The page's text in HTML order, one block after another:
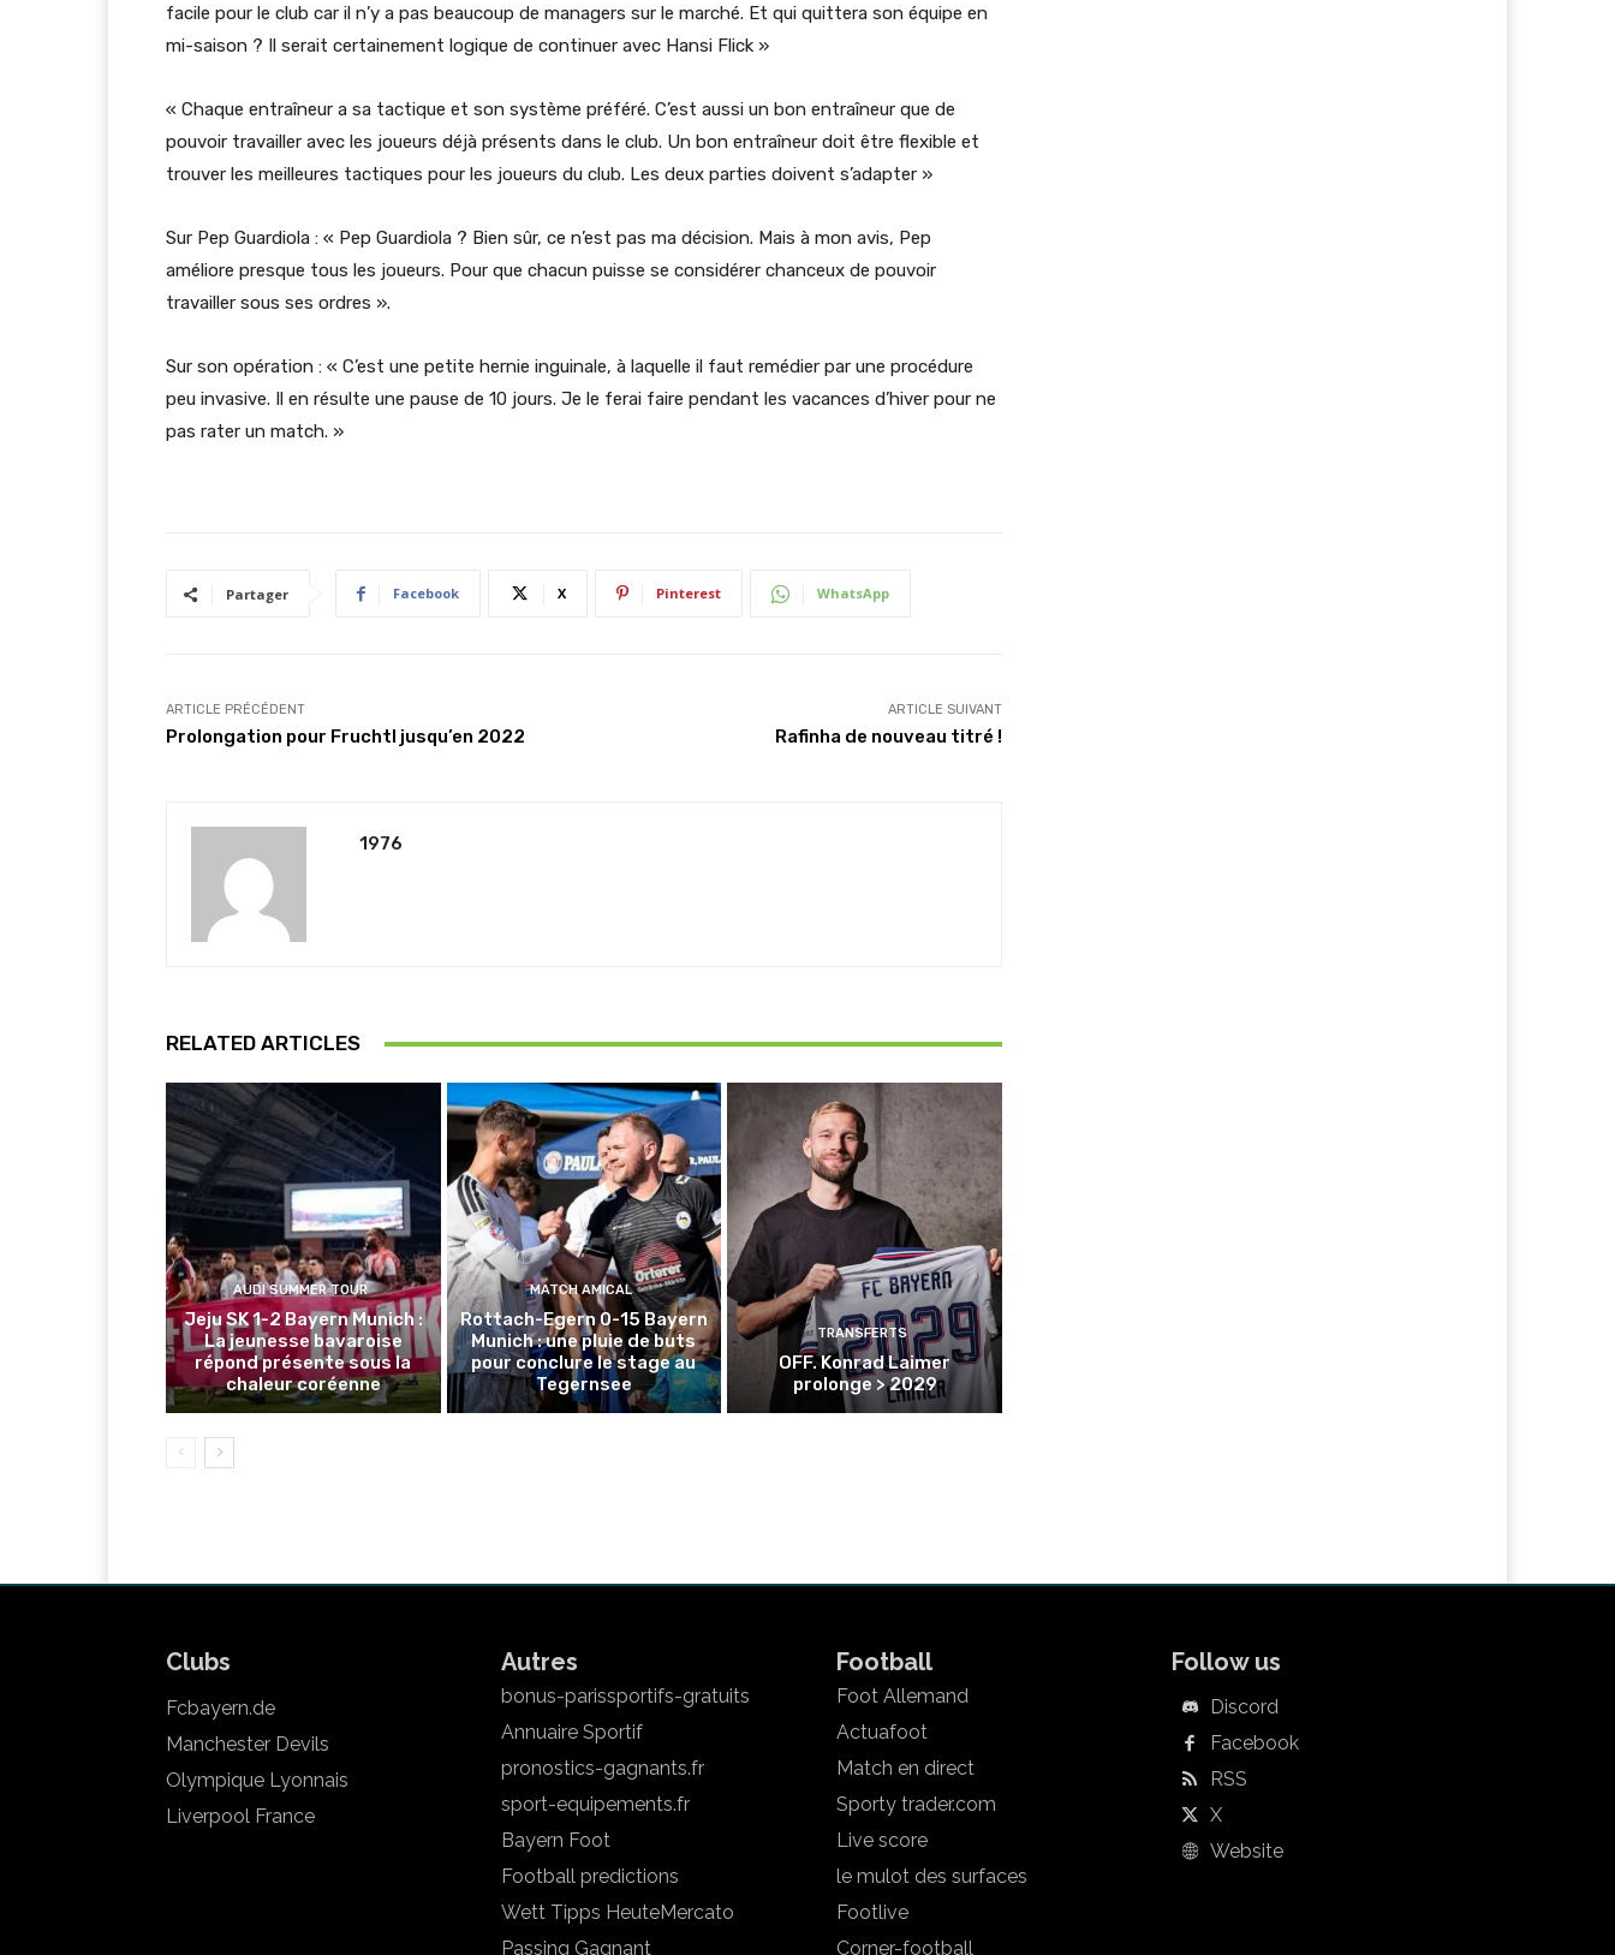
facile pour le club car il n’y a pas beaucoup de managers sur le marché. Et qui quittera son équipe en
mi-saison ? Il serait certainement logique de continuer avec Hansi Flick »
« Chaque entraîneur a sa tactique et son système préféré. C’est aussi un bon entraîneur que de
pouvoir travailler avec les joueurs déjà présents dans le club. Un bon entraîneur doit être flexible et
trouver les meilleures tactiques pour les joueurs du club. Les deux parties doivent s’adapter »
Sur Pep Guardiola : « Pep Guardiola ? Bien sûr, ce n’est pas ma décision. Mais à mon avis, Pep
améliore presque tous les joueurs. Pour que chacun puisse se considérer chanceux de pouvoir
travailler sous ses ordres ».
Sur son opération : « C’est une petite hernie inguinale, à laquelle il faut remédier par une procédure
peu invasive. Il en résulte une pause de 10 jours. Je le ferai faire pendant les vacances d’hiver pour ne
pas rater un match. »
Partager Facebook X Pinterest WhatsApp
ARTICLE PRÉCÉDENT
Prolongation pour Fruchtl jusqu’en 2022
ARTICLE SUIVANT
Rafinha de nouveau titré !
1976
RELATED ARTICLES
AUDI SUMMER TOUR
Jeju SK 1-2 Bayern Munich :
La jeunesse bavaroise
répond présente sous la
chaleur coréenne
MATCH AMICAL
Rottach-Egern 0-15 Bayern
Munich : une pluie de buts
pour conclure le stage au
Tegernsee
TRANSFERTS
OFF. Konrad Laimer
prolonge > 2029
Clubs
Fcbayern.de
Manchester Devils
Olympique Lyonnais
Liverpool France
Autres
bonus-parissportifs-gratuits
Annuaire Sportif
pronostics-gagnants.fr
sport-equipements.fr
Bayern Foot
Football predictions
Wett Tipps HeuteMercato
Passing Gagnant
Football
Foot Allemand
Actuafoot
Match en direct
Sporty trader.com
Live score
le mulot des surfaces
Footlive
Corner-football
Follow us
Discord
Facebook
RSS
X
Website